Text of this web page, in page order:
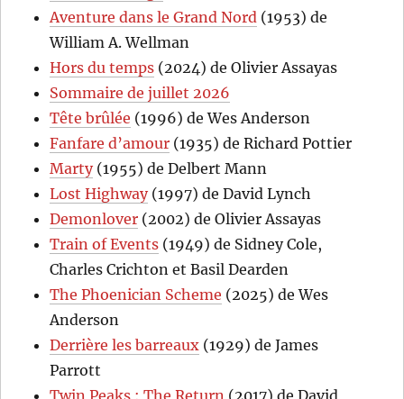
Aventure dans le Grand Nord (1953) de
William A. Wellman
Hors du temps (2024) de Olivier Assayas
Sommaire de juillet 2026
Tête brûlée (1996) de Wes Anderson
Fanfare d’amour (1935) de Richard Pottier
Marty(1955) de Delbert Mann
Lost Highway(1997) de David Lynch
Demonlover (2002) de Olivier Assayas
Train of Events (1949) de Sidney Cole,
Charles Crichton et Basil Dearden
The Phoenician Scheme (2025) de Wes
Anderson
Derrière les barreaux (1929) de James
Parrott